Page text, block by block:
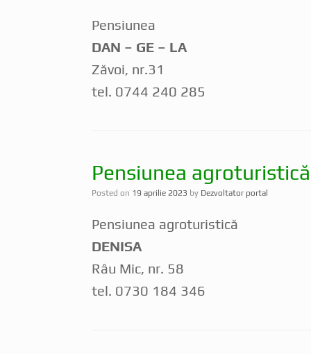
Pensiunea
DAN – GE – LA
Zăvoi, nr.31
tel. 0744 240 285
Pensiunea
Posted on 19 aprilie 2023 by Dezvoltator portal
Pensiunea agroturistică
DENISA
Râu Mic, nr. 58
tel. 0730 184 346